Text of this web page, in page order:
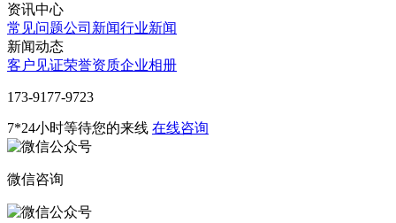
资讯中心
常见问题公司新闻行业新闻
新闻动态
客户见证荣誉资质企业相册
‭173-9177-9723
7*24小时等待您的来线 在线咨询
微信咨询